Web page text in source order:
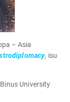
– Asia
, isu
University